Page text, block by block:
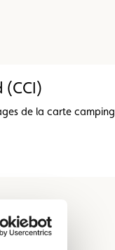
(CCI)
de la carte camping